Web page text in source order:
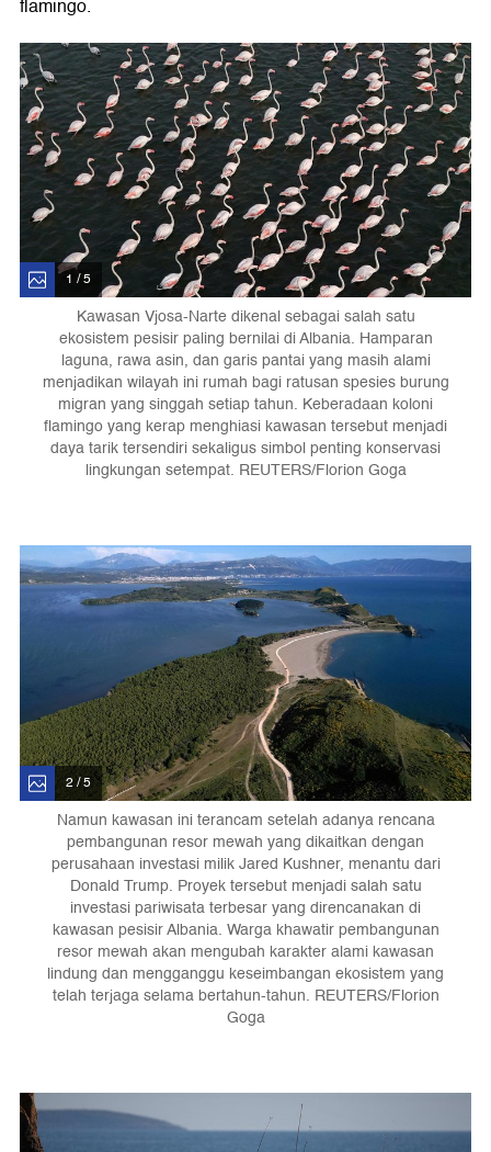
flamingo.
1 / 5
Kawasan Vjosa-Narte dikenal sebagai salah satu
ekosistem pesisir paling bernilai di Albania. Hamparan
laguna, rawa asin, dan garis pantai yang masih alami
menjadikan wilayah ini rumah bagi ratusan spesies burung
migran yang singgah setiap tahun. Keberadaan koloni
flamingo yang kerap menghiasi kawasan tersebut menjadi
daya tarik tersendiri sekaligus simbol penting konservasi
lingkungan setempat. REUTERS/Florion Goga
2 / 5
Namun kawasan ini terancam setelah adanya rencana
pembangunan resor mewah yang dikaitkan dengan
perusahaan investasi milik Jared Kushner, menantu dari
Donald Trump. Proyek tersebut menjadi salah satu
investasi pariwisata terbesar yang direncanakan di
kawasan pesisir Albania. Warga khawatir pembangunan
resor mewah akan mengubah karakter alami kawasan
lindung dan mengganggu keseimbangan ekosistem yang
telah terjaga selama bertahun-tahun. REUTERS/Florion
Goga